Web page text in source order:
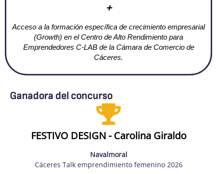
+
Acceso a la formación específica de crecimiento empresarial
(Growth) en el Centro de Alto Rendimiento para
Emprendedores C-LAB de la Cámara de Comercio de
Cáceres.
Ganadora del concurso
FESTIVO DESIGN - Carolina Giraldo
Navalmoral
Cáceres Talk emprendimiento femenino 2026